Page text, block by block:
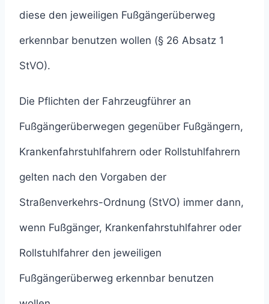
diese den jeweiligen Fußgängerüberweg
erkennbar benutzen wollen (§ 26 Absatz 1
StVO).
Die Pflichten der Fahrzeugführer an
Fußgängerüberwegen gegenüber Fußgängern,
Krankenfahrstuhlfahrern oder Rollstuhlfahrern
gelten nach den Vorgaben der
Straßenverkehrs-Ordnung (StVO) immer dann,
wenn Fußgänger, Krankenfahrstuhlfahrer oder
Rollstuhlfahrer den jeweiligen
Fußgängerüberweg erkennbar benutzen